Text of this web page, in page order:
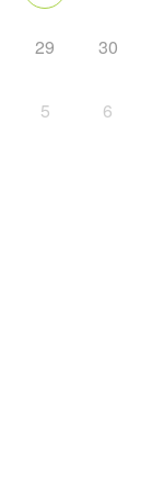
29 30
5 6